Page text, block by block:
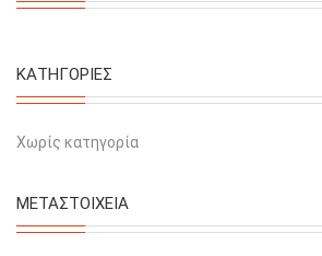
KΑΤΗΓΟΡΊΕΣ
Χωρίς κατηγορία
ΜΕΤΑΣΤΟΙΧΕΊΑ